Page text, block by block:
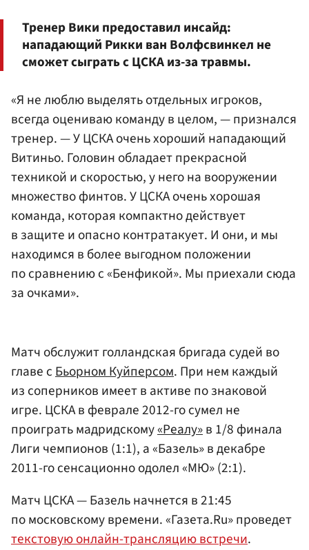
Тренер Вики предоставил инсайд:
нападающий Рикки ван Волфсвинкел не
сможет сыграть с ЦСКА из-за травмы.
«Я не люблю выделять отдельных игроков,
всегда оцениваю команду в целом, — признался
тренер. — У ЦСКА очень хороший нападающий
Витиньо. Головин обладает прекрасной
техникой и скоростью, у него на вооружении
множество финтов. У ЦСКА очень хорошая
команда, которая компактно действует
в защите и опасно контратакует. И они, и мы
находимся в более выгодном положении
по сравнению с «Бенфикой». Мы приехали сюда
за очками».
Матч обслужит голландская бригада судей во
главе сБьорном Куйперсом. При нем каждый
из соперников имеет в активе по знаковой
игре. ЦСКА в феврале 2012-го сумел не
проиграть мадридскому«Реалу»в 1/8 финала
Лиги чемпионов (1:1), а «Базель» в декабре
2011-го сенсационно одолел «МЮ» (2:1).
Матч ЦСКА — Базель начнется в 21:45
по московскому времени. «Газета.Ru» проведет
текстовую онлайн-трансляцию встречи.